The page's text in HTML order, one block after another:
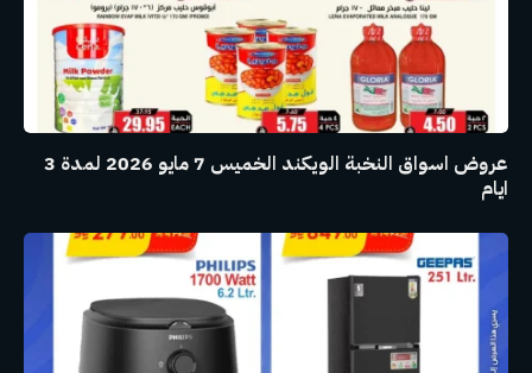
عروض اسواق النخبة الويكند الخميس 7 مايو 2026 لمدة 3
ايام